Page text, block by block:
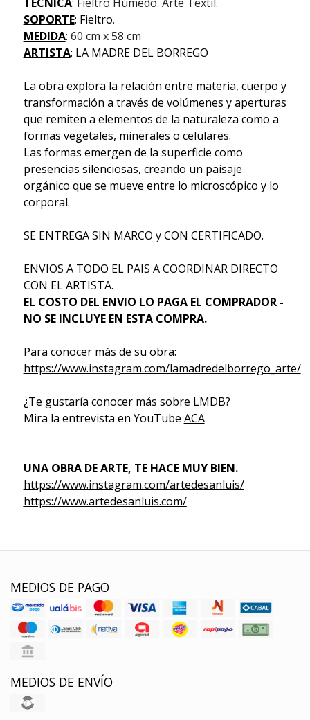
SOPORTE: Fieltro.
MEDIDA: 60 cm x 58 cm
ARTISTA: LA MADRE DEL BORREGO
La obra explora la relación entre materia, cuerpo y
transformación a través de volúmenes y aperturas
que remiten a elementos de la naturaleza como a
formas vegetales, minerales o celulares.
Las formas emergen de la superficie como
presencias silenciosas, creando un paisaje
orgánico que se mueve entre lo microscópico y lo
corporal.
SE ENTREGA SIN MARCO y CON CERTIFICADO.
ENVIOS A TODO EL PAIS A COORDINAR DIRECTO
CON EL ARTISTA.
EL COSTO DEL ENVIO LO PAGA EL COMPRADOR -
NO SE INCLUYE EN ESTA COMPRA.
Para conocer más de su obra:
https://www.instagram.com/lamadredelborrego_arte/
¿Te gustaría conocer más sobre LMDB?
Mira la entrevista en YouTube ACA
UNA OBRA DE ARTE, TE HACE MUY BIEN.
https://www.instagram.com/artedesanluis/
https://www.artedesanluis.com/
MEDIOS DE PAGO
MEDIOS DE ENVÍO